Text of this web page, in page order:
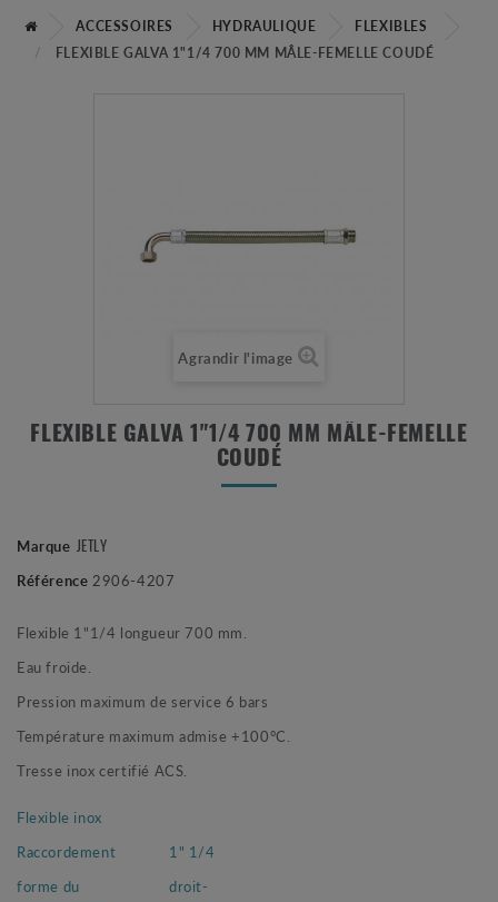
ACCESSOIRES HYDRAULIQUE
FLEXIBLES
FLEXIBLE GALVA 1"1/4 700 MM MÂLE-FEMELLE COUDÉ
Agrandir l'image
FLEXIBLE GALVA 1"1/4 700 MM MÂLE-FEMELLE
COUDÉ
Marque JETLY
Référence 2906-4207
Flexible 1"1/4 longueur 700 mm.
Eau froide.
Pression maximum de service 6 bars
Température maximum admise +100°C.
Tresse inox certifié ACS.
Flexible inox
Raccordement
1" 1/4
forme du
droit-